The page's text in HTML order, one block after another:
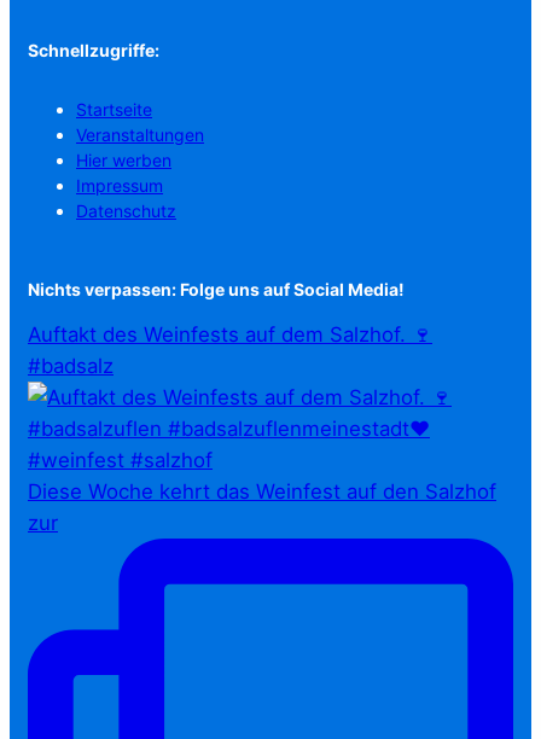
Schnellzugriffe:
Startseite
Veranstaltungen
Hier werben
Impressum
Datenschutz
Nichts verpassen: Folge uns auf Social Media!
Auftakt des Weinfests auf dem Salzhof. 🍷
#badsalz
Diese Woche kehrt das Weinfest auf den Salzhof
zur